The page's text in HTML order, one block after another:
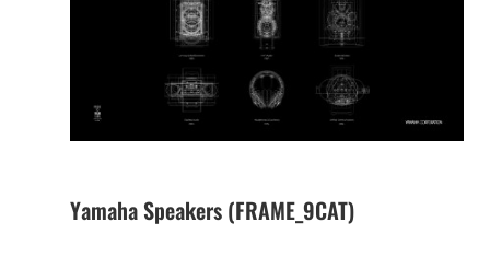
Yamaha Speakers (FRAME_9CAT)